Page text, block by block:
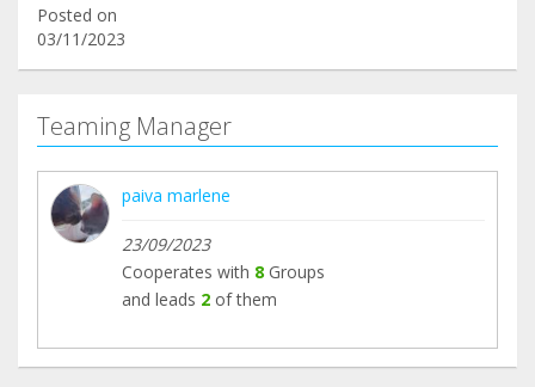
Posted on
03/11/2023
Teaming Manager
paiva marlene
23/09/2023
Cooperates with 8 Groups
and leads 2 of them